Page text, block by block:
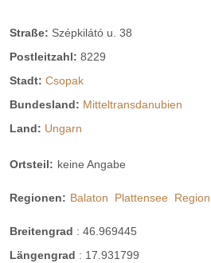
Straße: Szépkilátó u. 38
Postleitzahl: 8229
Stadt: Csopak
Bundesland: Mitteltransdanubien
Land: Ungarn
Ortsteil: keine Angabe
Regionen: Balaton Plattensee
Breitengrad : 46.969445
Längengrad : 17.931799